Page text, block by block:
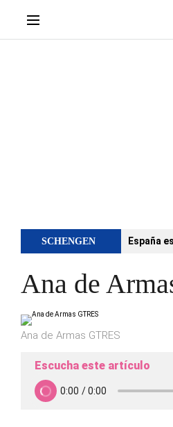
SCHENGEN España
Ana de
Ana de Armas GTRES
Escucha este artículo